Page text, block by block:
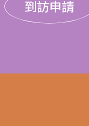
到訪申請